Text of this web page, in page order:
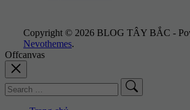
Copyright © 2026 BLOG TÂY BẮC -
Nevothemes.
Offcanvas
Search
for: